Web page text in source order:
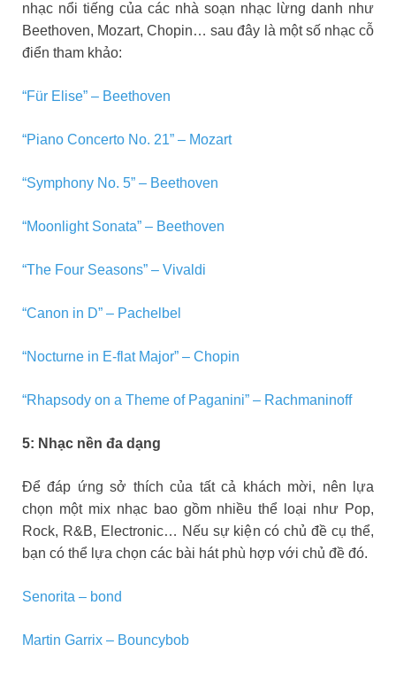
nhạc nổi tiếng của các nhà soạn nhạc lừng danh như
Beethoven, Mozart, Chopin… sau đây là một số nhạc cỗ
điển tham khảo:
“Für Elise” – Beethoven
“Piano Concerto No. 21” – Mozart
“Symphony No. 5” – Beethoven
“Moonlight Sonata” – Beethoven
“The Four Seasons” – Vivaldi
“Canon in D” – Pachelbel
“Nocturne in E-flat Major” – Chopin
“Rhapsody on a Theme of Paganini” – Rachmaninoff
5: Nhạc nền đa dạng
Để đáp ứng sở thích của tất cả khách mời, nên lựa
chọn một mix nhạc bao gồm nhiều thể loại như Pop,
Rock, R&B, Electronic… Nếu sự kiện có chủ đề cụ thể,
bạn có thể lựa chọn các bài hát phù hợp với chủ đề đó.
Senorita – bond
Martin Garrix – Bouncybob